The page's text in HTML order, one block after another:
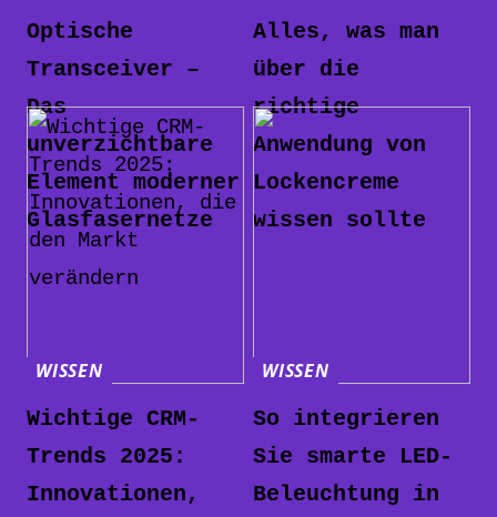
Optische
Transceiver –
Das
unverzichtbare
Element moderner
Glasfasernetze
Alles, was man
über die
richtige
Anwendung von
Lockencreme
wissen sollte
WISSEN
Wichtige CRM-
Trends 2025:
Innovationen,
WISSEN
So integrieren
Sie smarte LED-
Beleuchtung in